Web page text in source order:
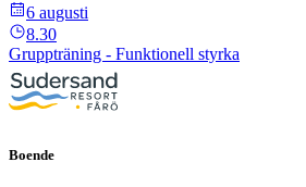
6 augusti
8.30
Gruppträning - Funktionell styrka
Boende